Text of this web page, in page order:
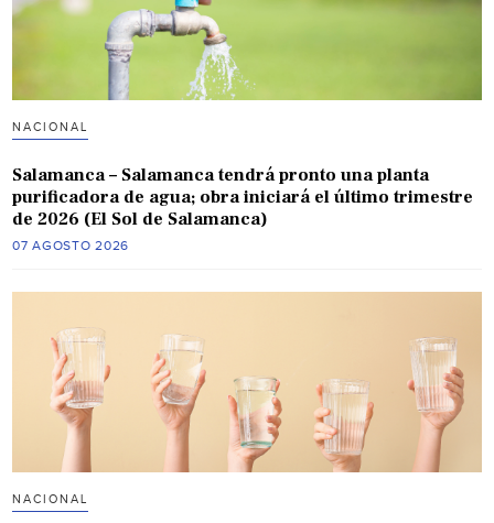
NACIONAL
Salamanca – Salamanca tendrá pronto una planta
purificadora de agua; obra iniciará el último trimestre
de 2026 (El Sol de Salamanca)
07 AGOSTO 2026
NACIONAL